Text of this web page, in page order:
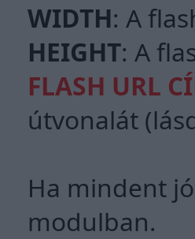
WIDTH: A
HEIGHT: A
FLASH URL
útvonalát
Ha mindent
modulban.